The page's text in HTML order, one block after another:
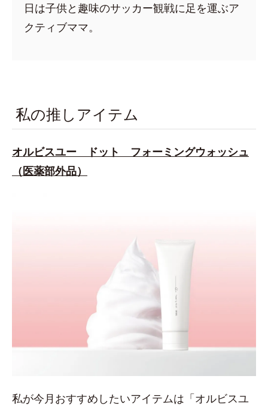
日は子供と趣味のサッカー観戦に足を運ぶア
クティブママ。
私の推しアイテム
オルビスユー ドット フォーミングウォッシュ
（医薬部外品）
私が今月おすすめしたいアイテムは「オルビスユ